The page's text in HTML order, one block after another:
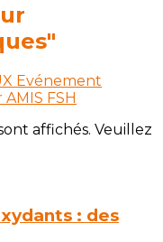
Evénement
FSH
affichés. Veuillez
: des